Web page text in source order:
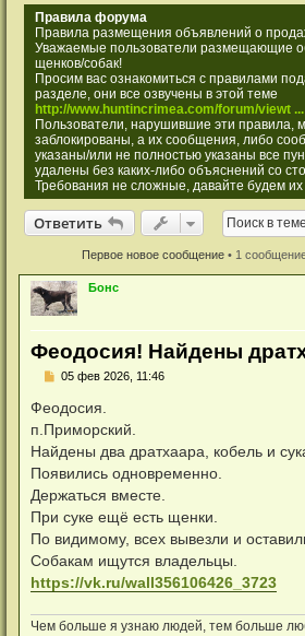
ц
иПравила форума
Правила размещения объявлений о
Уважаемые пользователи размещающие
щенков/собак!
Просим вас ознакомиться с правилами
разделе, они все озвучены в этой теме
http://www.huntincrimea.com/forum/viewt
Пользователи, нарушившие эти правила,
заблокированы, а их сообщения, либо
указаны/или не полностью указаны все
удалены без каких-либо объяснений со
Требования не сложные, давайте будем
Ответить
Ответить
Первое новое сообщение • 1
Бонс
Феодосия! Найдены
Н
п
р
о
ч
и
т
н
н
е
с
о
щ
е
05 фев 2026, 11:46
Феодосия.
п.Приморский.
Найдены два дратхаара, кобель и
Появились одновременно.
Держаться вместе.
При суке ещё есть щенки.
По видимому, всех вывезли и
Собакам ищутся владельцы.
https://vk.ru/wall356106426_3723
Чем больше я узнаю людей, тем больше